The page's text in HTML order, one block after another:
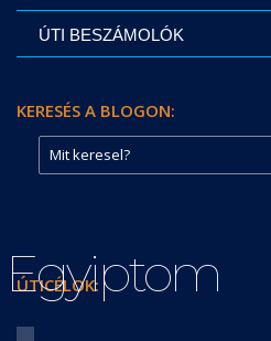
ÚTI BESZÁMOLÓK
KERESÉS A BLOGON:
ÚTICÉLOK:
Egyiptom